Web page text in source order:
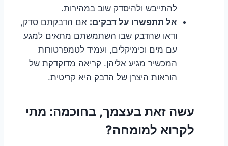
להתייבש ולהיסדק שוב במהירות.
אל תתפשרו על דבקים: אם הדבקתם סדק,
ודאו שהדבק שבו השתמשתם מתאים למגע
עם מים וכימיקלים, ועמיד לטמפרטורות
המכשיר מגיע אליהן. קריאה מדוקדקת של
הוראות היצרן של הדבק היא קריטית.
עשה זאת בעצמך, בחוכמה: מתי
לקרוא למומחה?